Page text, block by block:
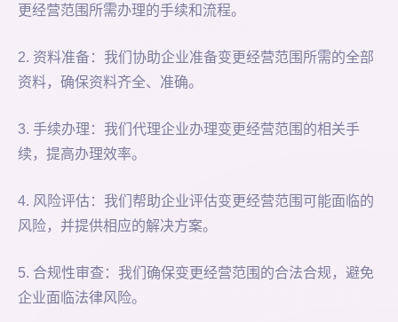
更经营范围所需办理的手续和流程。
2. 资料准备：我们协助企业准备变更经营范围所需的全部
资料，确保资料齐全、准确。
3. 手续办理：我们代理企业办理变更经营范围的相关手
续，提高办理效率。
4. 风险评估：我们帮助企业评估变更经营范围可能面临的
风险，并提供相应的解决方案。
5. 合规性审查：我们确保变更经营范围的合法合规，避免
企业面临法律风险。